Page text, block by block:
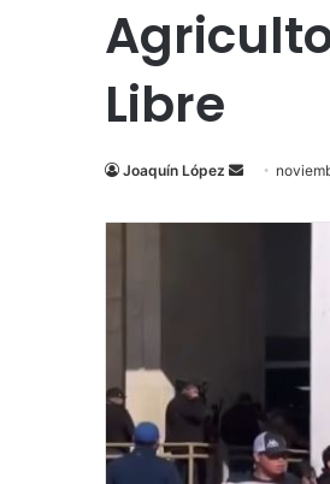
Libre
Joaquín López
Send
email